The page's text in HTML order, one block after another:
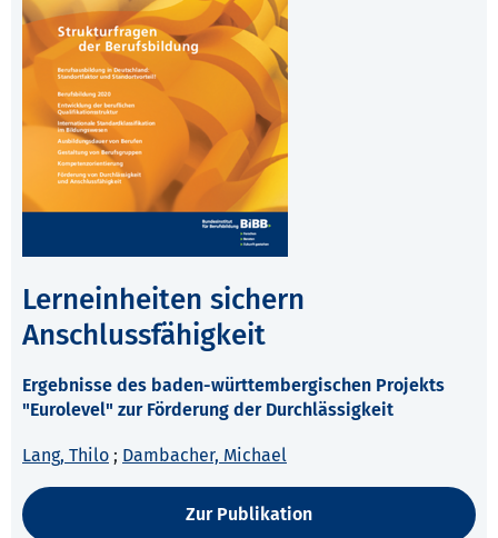
Lerneinheiten sichern
Anschlussfähigkeit
Ergebnisse des baden-württembergischen Projekts
"Eurolevel" zur Förderung der Durchlässigkeit
Lang, Thilo ; Dambacher, Michael
Zur Publikation